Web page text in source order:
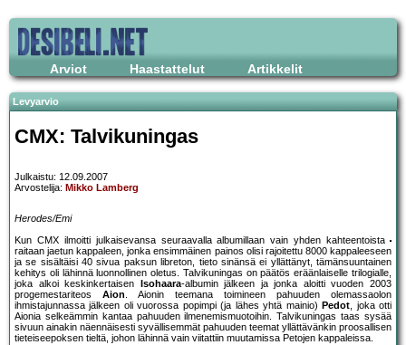
Arviot Haastattelut Artikkelit
Levyarvio
CMX: Talvikuningas
Julkaistu: 12.09.2007
Arvostelija: Mikko Lamberg
Herodes/Emi
Kun CMX ilmoitti julkaisevansa seuraavalla albumillaan vain yhden kahteentoista
raitaan jaetun kappaleen, jonka ensimmäinen painos olisi rajoitettu 8000 kappaleeseen
ja se sisältäisi 40 sivua paksun libreton, tieto sinänsä ei yllättänyt, tämänsuuntainen
kehitys oli lähinnä luonnollinen oletus. Talvikuningas on päätös eräänlaiselle trilogialle,
joka alkoi keskinkertaisen
Isohaara-albumin jälkeen ja jonka aloitti vuoden 2003
progemestariteos Aion. Aionin teemana toimineen pahuuden olemassaolon
ihmistajunnassa jälkeen oli vuorossa popimpi (ja lähes yhtä mainio) Pedot, joka otti
Aionia selkeämmin kantaa pahuuden ilmenemismuotoihin. Talvikuningas taas sysää
sivuun ainakin näennäisesti syvällisemmät pahuuden teemat yllättävänkin proosallisen
tieteiseepoksen tieltä, johon lähinnä vain viitattiin muutamissa Petojen kappaleissa.